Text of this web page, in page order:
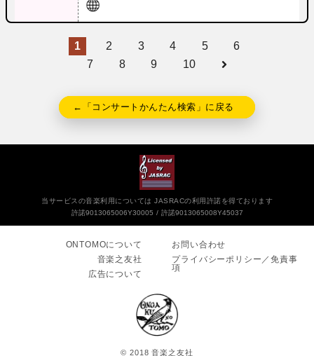
1 2 3 4 5
6
7
8 9 10
←「コンサートかんたん検索」に戻る
当サービスの音楽利用については JASRACの利用許諾を得ております
許諾9013065006Y30005
許諾9013065008Y45037
ONTOMOについて
音楽之友社
広告について
お問い合わせ
プライバシーポリシー／免責事
項
© 2018 音楽之友社